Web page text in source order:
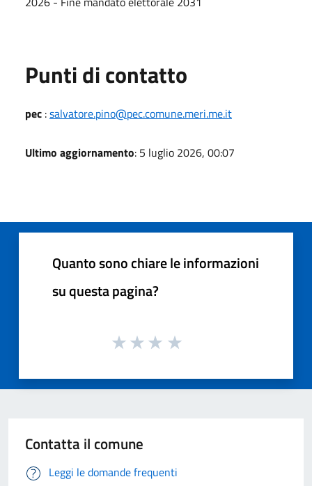
Punti di contatto
pec :salvatore.pino@pec.comune.meri.me.it
Ultimo aggiornamento: 5 luglio 2026, 00:07
Quanto sono chiare le informazioni
su questa pagina?
Contatta il comune
Leggi le domande frequenti